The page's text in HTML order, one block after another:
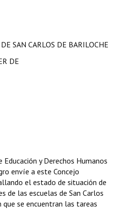
SAN CARLOS DE BARILOCHE
DE
y Derechos Humanos
envíe a este Concejo
el estado de situación de
de las escuelas de San Carlos
se encuentran las tareas